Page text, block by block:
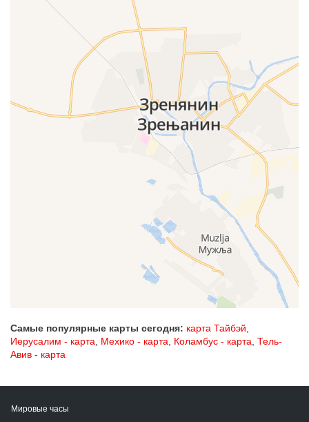
Самые популярные карты сегодня: карта Тайбэй,
Иерусалим - карта, Мехико - карта, Коламбус - карта, Тель-
Авив - карта
Мировые часы